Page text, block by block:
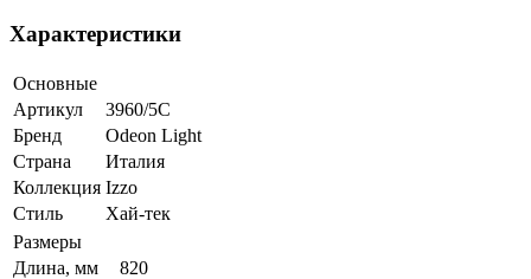
Характеристики
Основные
Артикул
3960/5C
Бренд
Odeon Light
Страна
Италия
Коллекция Izzo
Стиль
Хай-тек
Размеры
Длина, мм
820